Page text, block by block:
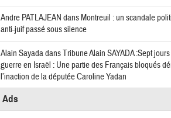
Andre PATLAJEAN dans Montreuil : un scandale
anti-juif passé sous silence
Alain SayadadansTribune Alain SAYADA :Sept
guerre en Israël : Une partie des Français bloqués
l’inaction de la députée Caroline Yadan
Ads